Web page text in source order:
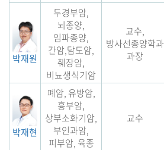
박재원
두경부암,
뇌종양,
임파종양,
간암,담도암,
췌장암,
비뇨생식기암
교수,
방사선종양학과
과장
박재현
폐암, 유방암,
흉부암,
상부소화기암,
부인과암,
피부암, 육종
교수